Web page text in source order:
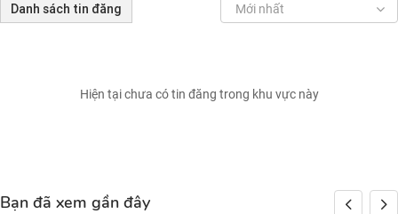
Danh sách tin đăng Mới nhất
Hiện tại chưa có tin đăng trong khu vực này
Bạn đã xem gần đây